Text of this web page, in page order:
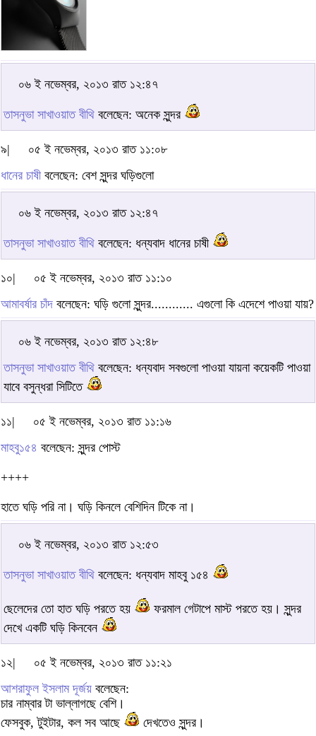
০৬ ই নভেম্বর, ২০১৩ রাত ১২:৪৭
তাসনুভা সাখাওয়াত বীথি বলেছেন: অনেক সুন্দর
৯|
০৫ ই নভেম্বর, ২০১৩ রাত ১১:০৮
ধানের চাষীবলেছেন: বেশ সুন্দর ঘড়িগুলো
০৬ ই নভেম্বর, ২০১৩ রাত ১২:৪৭
তাসনুভা সাখাওয়াত বীথি বলেছেন: ধন্যবাদ ধানের চাষী
১০|
০৫ ই নভেম্বর, ২০১৩ রাত ১১:১০
আমাবর্ষার চাঁদ বলেছেন: ঘড়ি গুলো সুন্দর............ এগুলো কি এদেশে পাওয়া যায়?
০৬ ই নভেম্বর, ২০১৩ রাত ১২:৪৮
তাসনুভা সাখাওয়াত বীথি বলেছেন: ধন্যবাদ সবগুলো পাওয়া যায়না কয়েকটি পাওয়া
যাবে বসুন্ধরা সিটিতে
১১|
০৫ ই নভেম্বর, ২০১৩ রাত ১১:১৬
মাহবু১৫৪ বলেছেন: সুন্দর পোস্ট
++++
হাতে ঘড়ি পরি না। ঘড়ি কিনলে বেশিদিন টিকে না।
০৬ ই নভেম্বর, ২০১৩ রাত ১২:৫৩
তাসনুভা সাখাওয়াত বীথি বলেছেন: ধন্যবাদ মাহবু ১৫৪
ছেলেদের তো হাত ঘড়ি পরতে হয়
ফরমাল গেটাপে মাস্ট পরতে হয়। সুন্দর
দেখে একটি ঘড়ি কিনবেন
১২|
০৫ ই নভেম্বর, ২০১৩ রাত ১১:২১
আশরাফুল ইসলাম দূর্জয় বলেছেন:
চার নাম্বার টা ভাল্লাগছে বেশি।
ফেসবুক, টুইটার, কল সব আছে
দেখতেও সুন্দর।